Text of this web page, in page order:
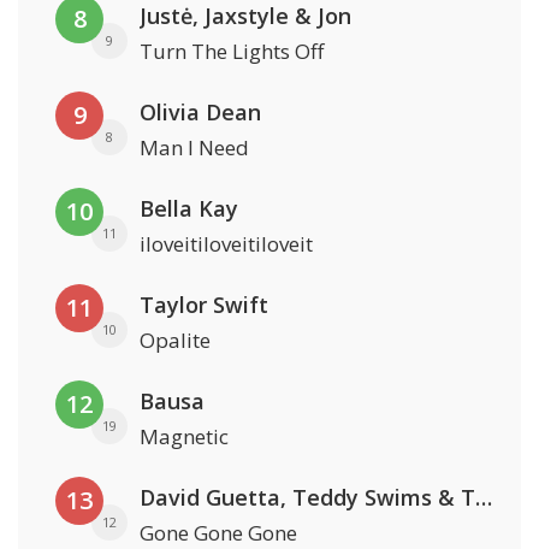
8
9
Justė, Jaxstyle & Jon
Turn The Lights Off
9
8
Olivia Dean
Man I Need
10
11
Bella Kay
iloveitiloveitiloveit
11
10
Taylor Swift
Opalite
12
19
Bausa
Magnetic
13
12
David Guetta, Teddy Swims & Tones And I
Gone Gone Gone